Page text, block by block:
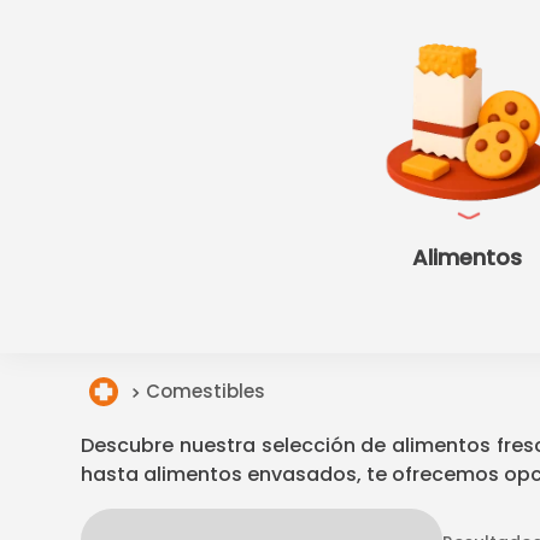
Alimentos
Comestibles
Descubre nuestra selección de alimentos
hasta alimentos envasados, te ofrecemos